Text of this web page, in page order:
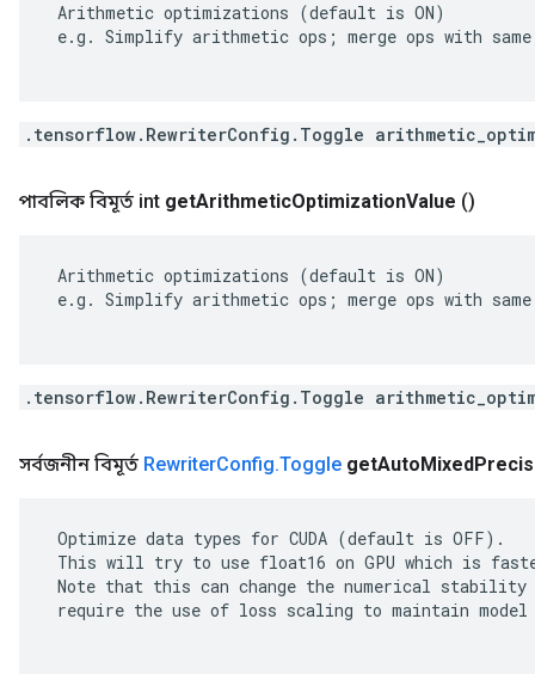
Arithmetic optimizations (default is ON)
e.g. Simplify arithmetic ops; merge ops with
.tensorflow.RewriterConfig.Toggle
পাবলিক বিমূর্ত int getArithmeticOptimizationValue ()
Arithmetic optimizations (default is ON)
e.g. Simplify arithmetic ops; merge ops with
.tensorflow.RewriterConfig.Toggle
সর্বজনীন বিমূর্ত RewriterConfig.Toggle getAutoMixed
Optimize data types for CUDA (default is OFF).
This will try to use float16 on GPU which is
Note that this can change the numerical stability
require the use of loss scaling to maintain model